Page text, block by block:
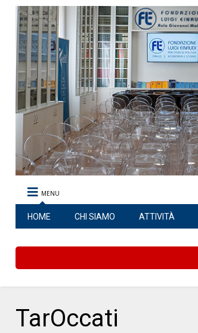
MENU
HOME CHI SIAMO ATTIVITÀ
TarOccati